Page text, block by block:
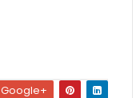
Google+